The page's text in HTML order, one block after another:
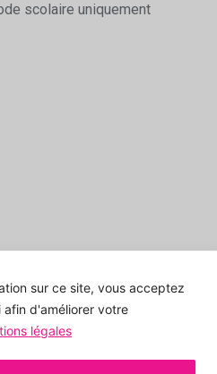
sur ce site, vous acceptez
afin d'améliorer votre
légales
scolaire uniquement